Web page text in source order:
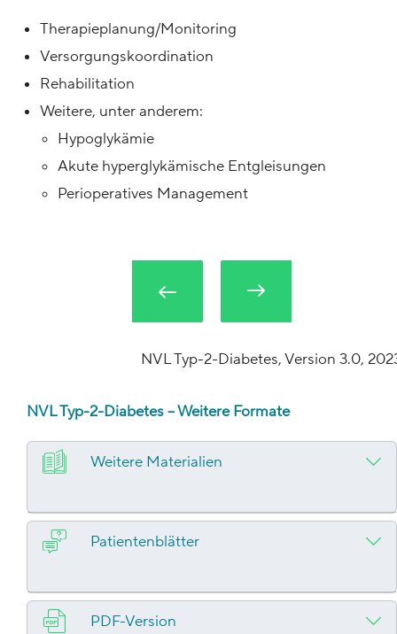
Therapieplanung/Monitoring
Versorgungskoordination
Rehabilitation
Weitere, unter anderem:
Hypoglykämie
Akute hyperglykämische Entgleisungen
Perioperatives Management
NVL Typ-2-Diabetes, Version 3.0,
NVL Typ-2-Diabetes – Weitere Formate
Weitere Materialien
Patientenblätter
PDF-Version